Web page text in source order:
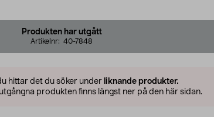
Produkten har utgått
Artikelnr: 40-7848
hittar det du söker under liknande produkter.
produkten finns längst ner på den här sidan.